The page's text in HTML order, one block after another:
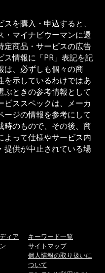
を購入・申込すると、
・マイナビウーマンに還
商品・サービスの広告
ス情報に「PR」表記を記
、必ずしも個々の商
を示しているわけではあ
ぶときの参考情報として
ススペックは、メーカ
ージの情報を参考にして
のもので、その後、商
よって仕様やサービス内
提供が中止されている場
ィア
キーワード一覧
サイトマップ
個人情報の取り扱いに
ついて